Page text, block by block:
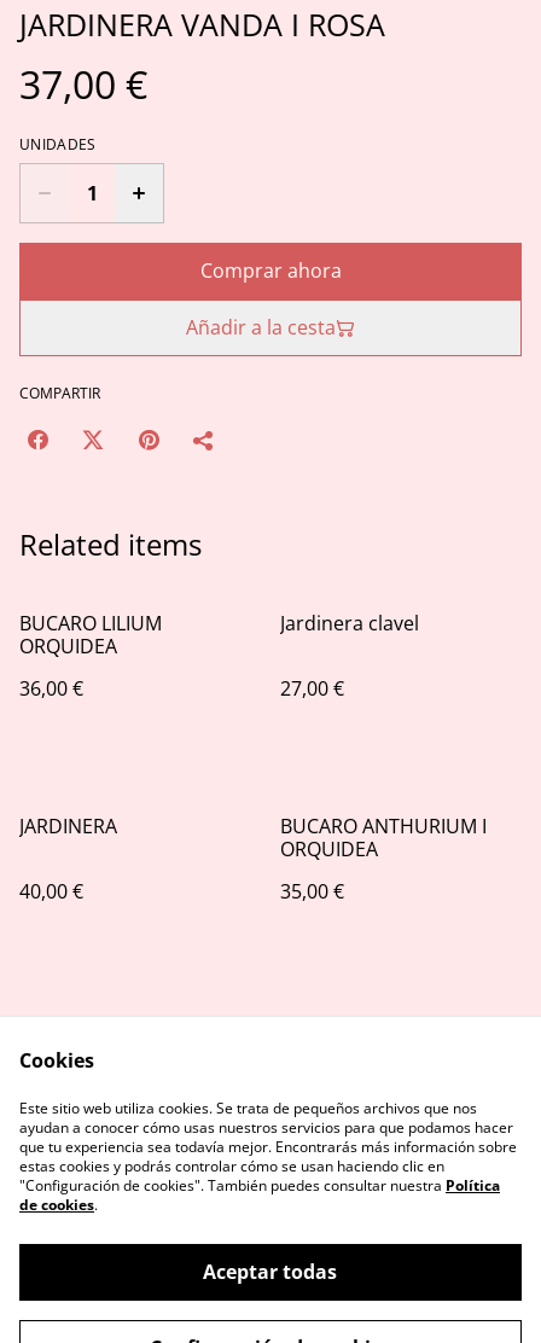
JARDINERA VANDA I ROSA
37,00 €
UNIDADES
Comprar ahora
Añadir a la cesta
COMPARTIR
Related items
BUCARO LILIUM
ORQUIDEA
36,00 €
Jardinera clavel
27,00 €
JARDINERA
40,00 €
BUCARO ANTHURIUM I
ORQUIDEA
35,00 €
Contact Us
Legal Terms
Privacy Policy
Cookie Policy
©2026FLOREAS
Cookies
Este sitio web utiliza cookies. Se trata de pequeños archivos que nos
ayudan a conocer cómo usas nuestros servicios para que podamos hacer
que tu experiencia sea todavía mejor. Encontrarás más información sobre
estas cookies y podrás controlar cómo se usan haciendo clic en
"Configuración de cookies". También puedes consultar nuestra Política
de cookies.
Aceptar todas